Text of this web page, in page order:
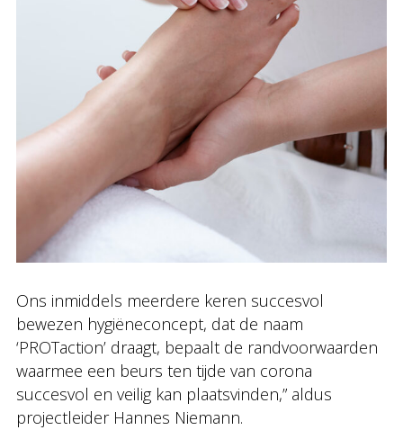
Ons inmiddels meerdere keren succesvol
bewezen hygiëneconcept, dat de naam
‘PROTaction’ draagt, bepaalt de randvoorwaarden
waarmee een beurs ten tijde van corona
succesvol en veilig kan plaatsvinden,” aldus
projectleider Hannes Niemann.